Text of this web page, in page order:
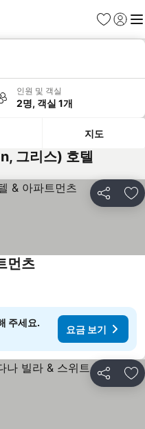
즐겨찾기
로그인
메
인원 및 객실
2명, 객실 1개
지도
그리스) 호텔
공유 즐
먼츠
주세요.
요금 보기
공유 즐